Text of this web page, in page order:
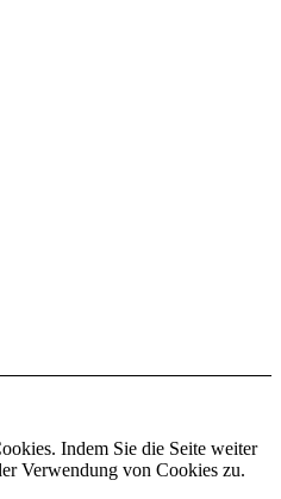
Indem Sie die Seite weiter
Verwendung von Cookies zu.